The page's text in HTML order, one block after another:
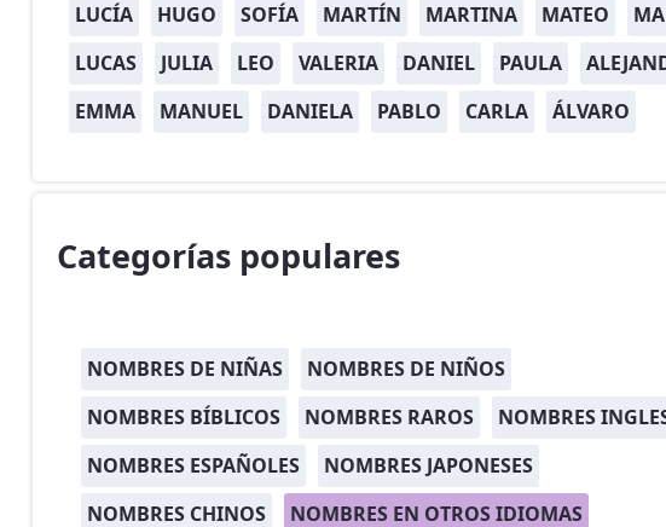
LUCÍA HUGO SOFÍA MARTÍN MARTINA MATEO
LUCAS
JULIA LEO VALERIA DANIEL PAULA
EMMA
MANUEL DANIELA PABLO CARLA ÁLVARO
Categorías populares
NOMBRES DE NIÑAS
NOMBRES DE NIÑOS
NOMBRES BÍBLICOS
NOMBRES RAROS
NOMBRES
NOMBRES ESPAÑOLES
NOMBRES JAPONESES
NOMBRES CHINOS
NOMBRES EN OTROS IDIOMAS